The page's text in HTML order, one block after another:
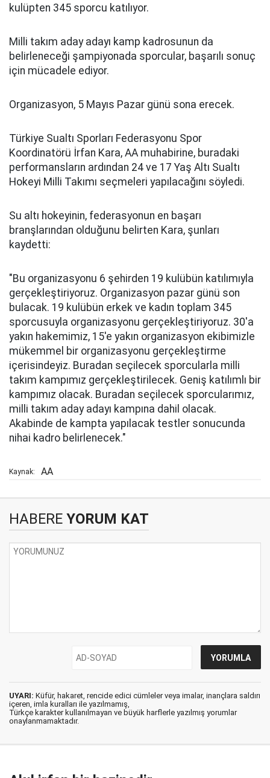
kulüpten 345 sporcu katılıyor.
Milli takım aday adayı kamp kadrosunun da
belirleneceği şampiyonada sporcular, başarılı sonuç
için mücadele ediyor.
Organizasyon, 5 Mayıs Pazar günü sona erecek.
Türkiye Sualtı Sporları Federasyonu Spor
Koordinatörü İrfan Kara, AA muhabirine, buradaki
performansların ardından 24 ve 17 Yaş Altı Sualtı
Hokeyi Milli Takımı seçmeleri yapılacağını söyledi.
Su altı hokeyinin, federasyonun en başarı
branşlarından olduğunu belirten Kara, şunları
kaydetti:
"Bu organizasyonu 6 şehirden 19 kulübün katılımıyla
gerçekleştiriyoruz. Organizasyon pazar günü son
bulacak. 19 kulübün erkek ve kadın toplam 345
sporcusuyla organizasyonu gerçekleştiriyoruz. 30'a
yakın hakemimiz, 15'e yakın organizasyon ekibimizle
mükemmel bir organizasyonu gerçekleştirme
içerisindeyiz. Buradan seçilecek sporcularla milli
takım kampımız gerçekleştirilecek. Geniş katılımlı bir
kampımız olacak. Buradan seçilecek sporcularımız,
milli takım aday adayı kampına dahil olacak.
Akabinde de kampta yapılacak testler sonucunda
nihai kadro belirlenecek."
Kaynak: AA
HABERE YORUM KAT
UYARI: Küfür, hakaret, rencide edici cümleler veya imalar, inançlara saldırı
içeren, imla kuralları ile yazılmamış,
Türkçe karakter kullanılmayan ve büyük harflerle yazılmış yorumlar
onaylanmamaktadır.